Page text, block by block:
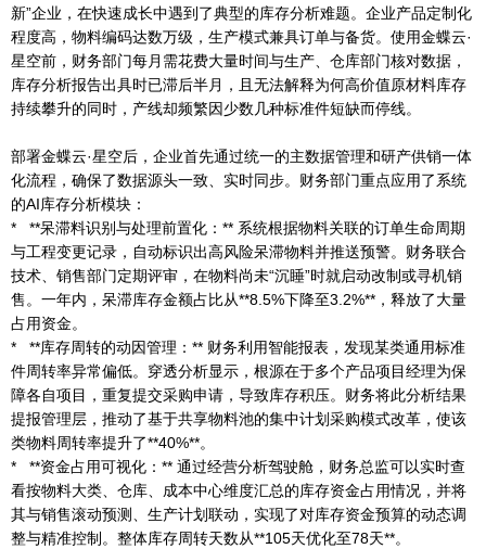
新”企业，在快速成长中遇到了典型的库存分析难题。企业产品定制化
程度高，物料编码达数万级，生产模式兼具订单与备货。使用金蝶云·
星空前，财务部门每月需花费大量时间与生产、仓库部门核对数据，
库存分析报告出具时已滞后半月，且无法解释为何高价值原材料库存
持续攀升的同时，产线却频繁因少数几种标准件短缺而停线。
部署金蝶云·星空后，企业首先通过统一的主数据管理和研产供销一体
化流程，确保了数据源头一致、实时同步。财务部门重点应用了系统
的AI库存分析模块：
* **呆滞料识别与处理前置化：** 系统根据物料关联的订单生命周期
与工程变更记录，自动标识出高风险呆滞物料并推送预警。财务联合
技术、销售部门定期评审，在物料尚未“沉睡”时就启动改制或寻机销
售。一年内，呆滞库存金额占比从**8.5%下降至3.2%**，释放了大量
占用资金。
* **库存周转的动因管理：** 财务利用智能报表，发现某类通用标准
件周转率异常偏低。穿透分析显示，根源在于多个产品项目经理为保
障各自项目，重复提交采购申请，导致库存积压。财务将此分析结果
提报管理层，推动了基于共享物料池的集中计划采购模式改革，使该
类物料周转率提升了**40%**。
* **资金占用可视化：** 通过经营分析驾驶舱，财务总监可以实时查
看按物料大类、仓库、成本中心维度汇总的库存资金占用情况，并将
其与销售滚动预测、生产计划联动，实现了对库存资金预算的动态调
整与精准控制。整体库存周转天数从**105天优化至78天**。